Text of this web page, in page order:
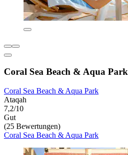
Coral Sea Beach & Aqua Park
Coral Sea Beach & Aqua Park
Ataqah
7,2/10
Gut
(25 Bewertungen)
Coral Sea Beach & Aqua Park